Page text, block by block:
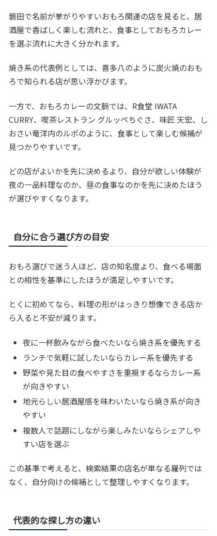
磐田で名前が挙がりやすいおもろ関連の店を見ると、居
酒屋で香ばしく楽しむ流れと、食事としておもろカレー
を選ぶ流れに大きく分かれます。
焼き系の代表例としては、喜多八のように炭火焼のおも
ろで知られる店が思い浮かびます。
一方で、おもろカレーの文脈では、R食堂 IWATA
CURRY、喫茶レストラン グルッペちぐさ、味匠 天宏、し
おさい竜洋内のルポのように、食事として楽しむ候補が
見つかりやすいです。
どの店がよいかを先に決めるより、自分が欲しい体験が
夜の一品料理なのか、昼の食事なのかを先に決めたほう
が選びやすくなります。
自分に合う選び方の目安
おもろ選びで迷う人ほど、店の知名度より、食べる場面
との相性を基準にしたほうが満足しやすいです。
とくに初めてなら、料理の形がはっきり想像できる店か
ら入ると不安が減ります。
夜に一杯飲みながら食べたいなら焼き系を優先する
ランチで気軽に試したいならカレー系を優先する
野菜や見た目の食べやすさを重視するならカレー系
が向きやすい
地元らしい居酒屋感を味わいたいなら焼き系が向き
やすい
複数人で話題にしながら楽しみたいならシェアしや
すい店を選ぶ
この基準で考えると、検索結果の店名が単なる羅列では
なく、自分向けの候補として整理しやすくなります。
代表的な探し方の違い